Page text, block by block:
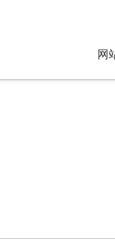
网